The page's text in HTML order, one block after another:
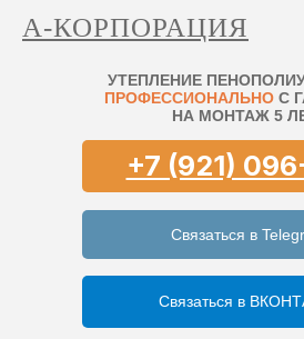
А-КОРПОРАЦИЯ
+7 (921)
Связаться в
УТЕПЛЕНИЕ
ПРОФЕССИОНАЛЬНО С
НА МОНТАЖ 5
Связаться в